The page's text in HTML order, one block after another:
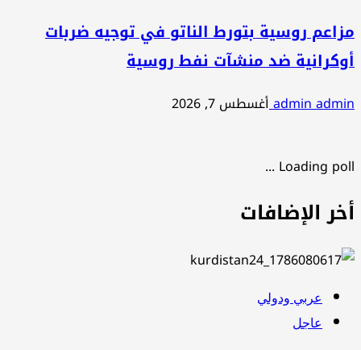
مزاعم روسية بتورط الناتو في توجيه ضربات
أوكرانية ضد منشآت نفط روسية
admin adminأغسطس 7, 2026
Loading poll ...
أخر الإضافات
عربي ودولي
عاجل